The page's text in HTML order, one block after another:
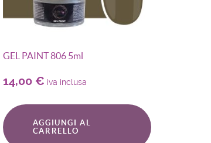
GEL PAINT 806 5ml
14,00 € iva inclusa
AGGIUNGI AL
CARRELLO